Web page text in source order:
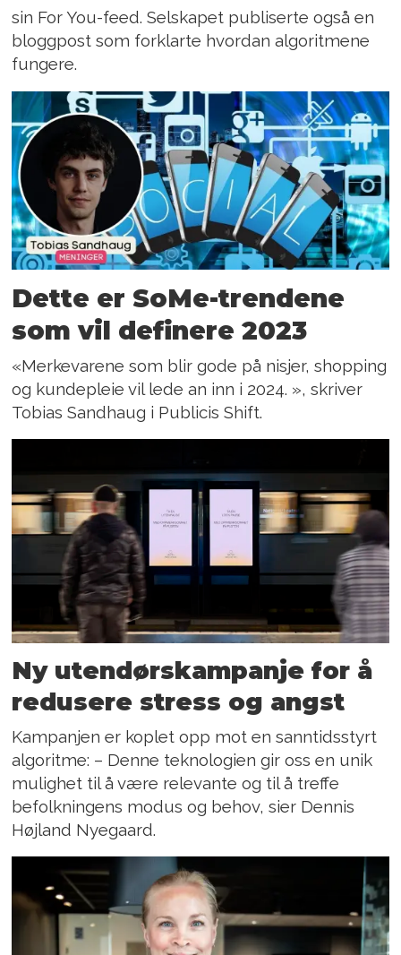
sin For You-feed. Selskapet publiserte også en
bloggpost som forklarte hvordan algoritmene
fungere.
Dette er SoMe-trendene
som vil definere 2023
«Merkevarene som blir gode på nisjer, shopping
og kundepleie vil lede an inn i 2024. », skriver
Tobias Sandhaug i Publicis Shift.
Ny utendørskampanje for å
redusere stress og angst
Kampanjen er koplet opp mot en sanntidsstyrt
algoritme: – Denne teknologien gir oss en unik
mulighet til å være relevante og til å treffe
befolkningens modus og behov, sier Dennis
Højland Nyegaard.